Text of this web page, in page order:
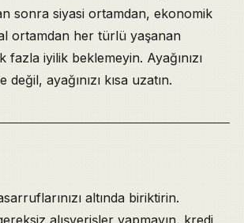
sonra siyasi ortamdan, ekonomik
ortamdan her türlü yaşanan
fazla iyilik beklemeyin. Ayağınızı
değil, ayağınızı kısa uzatın.
altında biriktirin.
alışverişler yapmayın, kredi